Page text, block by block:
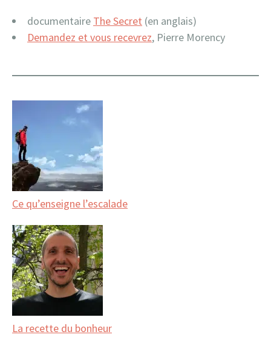
documentaire The Secret (en anglais)
Demandez et vous recevrez, Pierre Morency
Ce qu’enseigne l’escalade
La recette du bonheur